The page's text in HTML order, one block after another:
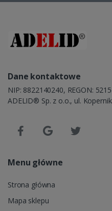
Dane kontaktowe
NIP: 8822140240, REGON:
ADELID® Sp. z o.o., ul.
Menu główne
Strona główna
Mapa sklepu